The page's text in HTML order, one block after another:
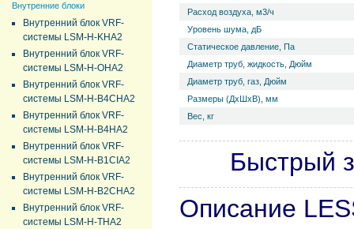
Внутренние блоки
Внутренний блок VRF-
системы LSM-H-KHA2
Внутренний блок VRF-
системы LSM-H-OHA2
Внутренний блок VRF-
системы LSM-H-B4CHA2
Внутренний блок VRF-
системы LSM-H-B4HA2
Внутренний блок VRF-
системы LSM-H-B1CIA2
Внутренний блок VRF-
системы LSM-H-B2CHA2
Внутренний блок VRF-
системы LSM-H-THA2
Расход воздуха, м3/ч
Уровень ш­ума, дБ
Статическое давление, Па
Диаметр труб, жидкость, Дюйм
Диаметр труб, газ, Дюйм
Размеры (ДхШхВ), мм
Вес, кг
Быстрый
Описание